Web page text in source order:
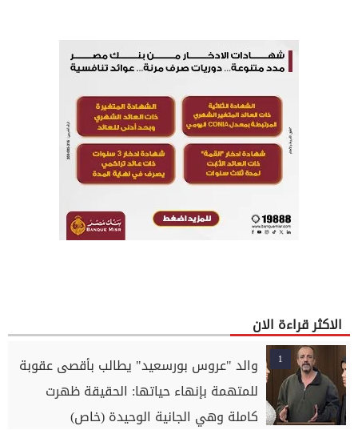
الاكثر قراءة الان
1
والد "عروس بورسعيد" يطالب بأقصى عقوبة
للمتهمة بإنهاء حياتها: الحقيقة ظهرت
كاملة وهي الجانية الوحيدة (خاص)